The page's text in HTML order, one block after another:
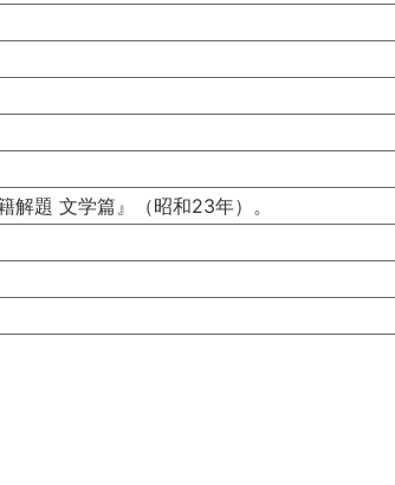
解題 文学篇』（昭和23年）。